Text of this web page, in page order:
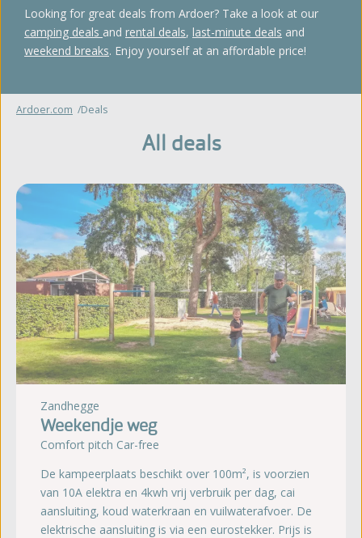
Looking for great deals from Ardoer? Take a look at our
camping deals and rental deals, last-minute deals and
weekend breaks. Enjoy yourself at an affordable price!
Ardoer.com Deals
All deals
Zandhegge
Weekendje weg
Comfort pitch Car-free
De kampeerplaats beschikt over 100m², is voorzien
van 10A elektra en 4kwh vrij verbruik per dag, cai
aansluiting, koud waterkraan en vuilwaterafvoer. De
elektrische aansluiting is via een eurostekker. Prijs is